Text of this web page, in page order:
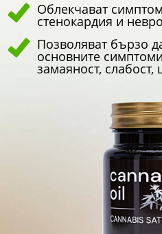
Облекчават
стенокардия и
Позволяват бързо
основните
замаяност,